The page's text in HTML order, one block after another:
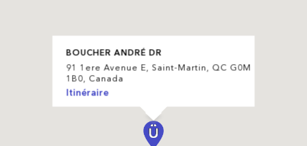
BOUCHER ANDRÉ DR
91 1ere Avenue E, Saint-Martin, QC G0M
1B0, Canada
Itinéraire